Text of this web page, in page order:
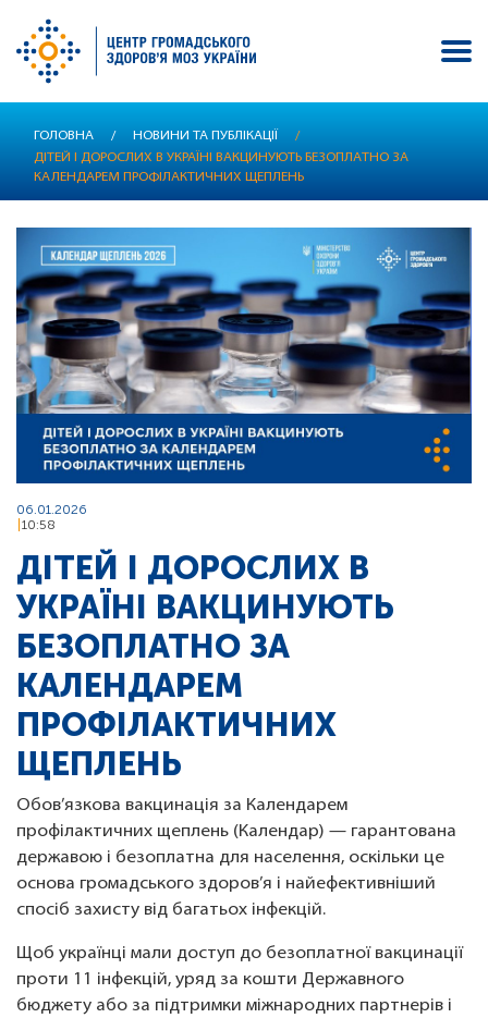
основного
ГОЛОВНА / НОВИНИ ТА ПУБЛІКАЦІЇ
/
ДІТЕЙ І ДОРОСЛИХ В УКРАЇНІ ВАКЦИНУЮТЬ БЕЗОПЛАТНО ЗА
КАЛЕНДАРЕМ ПРОФІЛАКТИЧНИХ ЩЕПЛЕНЬ
06.01.2026
10:58
ДІТЕЙ І ДОРОСЛИХ В
УКРАЇНІ ВАКЦИНУЮТЬ
БЕЗОПЛАТНО ЗА
КАЛЕНДАРЕМ
ПРОФІЛАКТИЧНИХ
ЩЕПЛЕНЬ
Обов’язкова вакцинація за Календарем
профілактичних щеплень (Календар) — гарантована
державою і безоплатна для населення, оскільки це
основа громадського здоров’я і найефективніший
спосіб захисту від багатьох інфекцій.
Щоб українці мали доступ до безоплатної вакцинації
проти 11 інфекцій, уряд за кошти Державного
бюджету або за підтримки міжнародних партнерів і